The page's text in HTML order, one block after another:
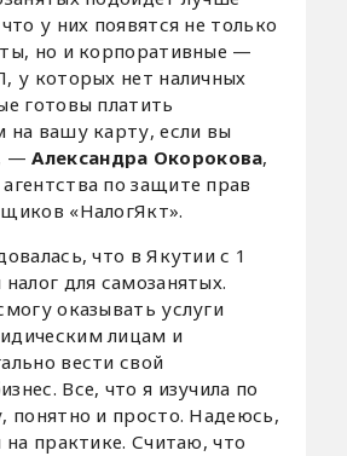
у них появятся не только
но и корпоративные —
у которых нет наличных
готовы платить
на вашу карту, если вы
—Александра Окорокова,
по защите прав
«НалогЯкт».
что в Якутии с 1
для самозанятых.
оказывать услуги
лицам и
вести свой
Все, что я изучила по
понятно и просто. Надеюсь,
на практике. Считаю, что